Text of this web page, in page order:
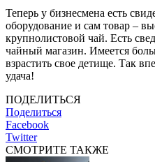
Теперь у бизнесмена есть
оборудование и сам товар –
крупнолистовой чай. Есть
чайный магазин. Имеется
взрастить свое детище. Так
удача!
ПОДЕЛИТЬСЯ
Поделиться
Facebook
Twitter
СМОТРИТЕ ТАКЖЕ